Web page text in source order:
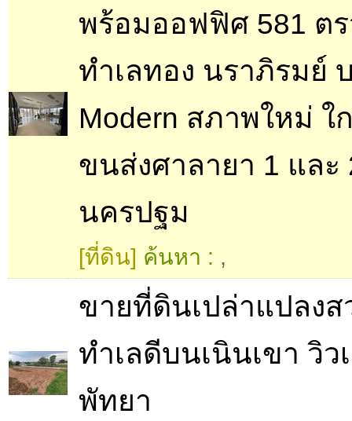
พร้อมออฟฟิศ 581 ต
ทำเลทอง นราภิรมย์
Modern สภาพใหม่
ขนส่งศาลายา 1 และ
นครปฐม
[ที่ดิน] ค้นหา : ,
ขายที่ดินเปล่าแปลงส
ทำเลดีบนเนินเขา วิว
พัทยา